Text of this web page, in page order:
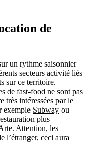
de
un rythme saisonnier
secteurs activité liés
sur ce territoire.
de fast-food ne sont pas
très intéressées par le
exemple Subway ou
plus
Attention, les
l’étranger, ceci aura